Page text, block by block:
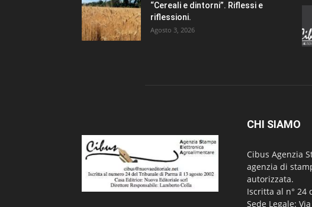
“Cereali e dintorni”. Riflessi e
riflessioni.
Agosto 3, 2026
CHI SIAMO
Cibus Agenzia
agenzia di
autorizzata.
Iscritta al n° 24
Sede Legale: